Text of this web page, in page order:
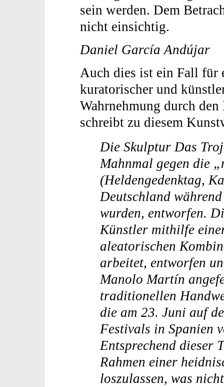
sein werden. Dem
nicht einsichtig.
Daniel García Andújar
Auch dies ist ein Fall für
kuratorischer und
Wahrnehmung durch
schreibt zu diesem
Die Skulptur Das
Mahnmal gegen die
(Heldengedenktag,
Deutschland
wurden, entworfen.
Künstler mithilfe
aleatorischen
arbeitet, entworfen
Manolo Martín
traditionellen
die am 23. Juni auf
Festivals in Spanien
Entsprechend dieser
Rahmen einer
loszulassen, was